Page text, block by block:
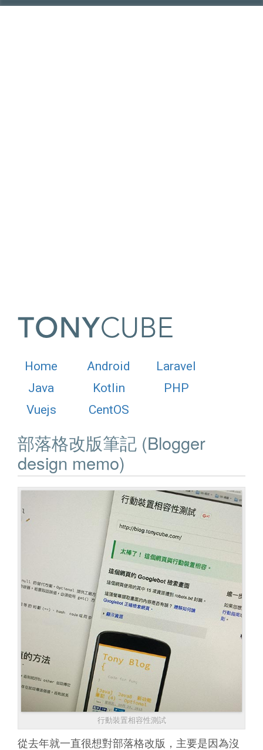
Home Android
Laravel
Java
Kotlin
PHP
Vuejs
CentOS
部落格改版筆記 (Blogger
design memo)
行動裝置相容性測試
從去年就一直很想對部落格改版，主要是因為沒